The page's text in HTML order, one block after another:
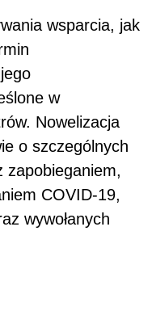
wsparcia, jak
w
Nowelizacja
o szczególnych
zapobieganiem,
COVID-19,
wywołanych